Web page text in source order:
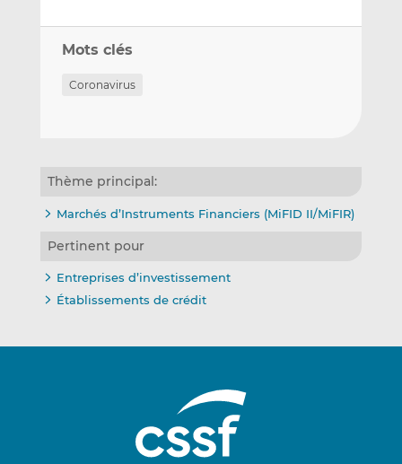
Mots clés
Coronavirus
Thème principal:
Marchés d’Instruments Financiers (MiFID II/MiFIR)
Pertinent pour
Entreprises d’investissement
Établissements de crédit